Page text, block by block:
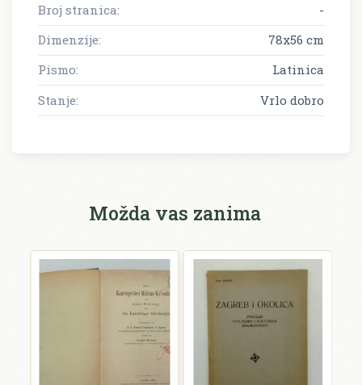
Broj stranica:
-
Dimenzije:
78x56 cm
Pismo:
Latinica
Stanje:
Vrlo dobro
Možda vas zanima